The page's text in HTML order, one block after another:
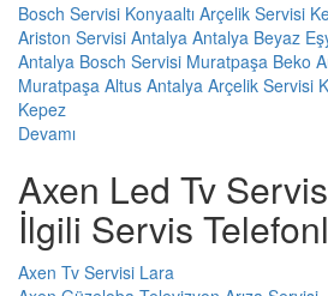
Bosch Servisi Konyaaltı Arçelik Servisi
Ariston Servisi Antalya Antalya Beyaz
Antalya Bosch Servisi Muratpaşa Beko
Muratpaşa Altus Antalya Arçelik Servisi
Kepez
Devamı
Axen Led Tv
İlgili Servis
Axen Tv Servisi Lara